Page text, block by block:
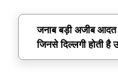
जनाब बड़ी अजीब
जिनसे दिल्लगी होती